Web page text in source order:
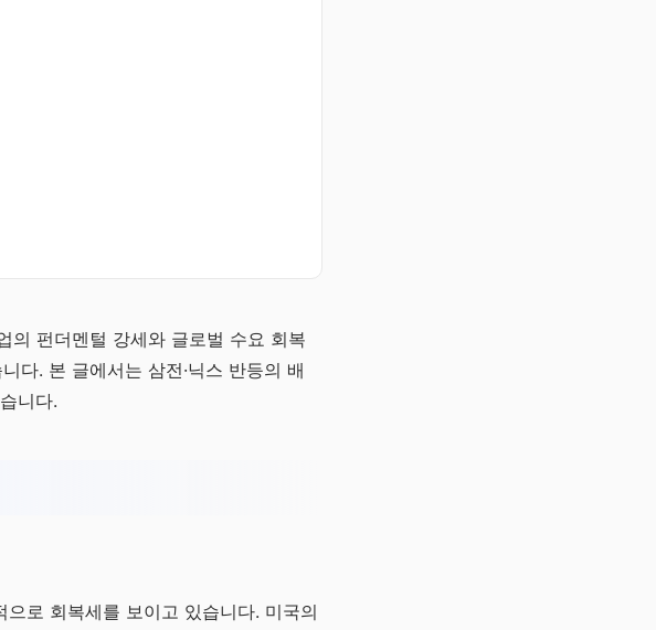
의 펀더멘털 강세와 글로벌 수요 회복
다. 본 글에서는 삼전·닉스 반등의 배
니다.
로 회복세를 보이고 있습니다. 미국의